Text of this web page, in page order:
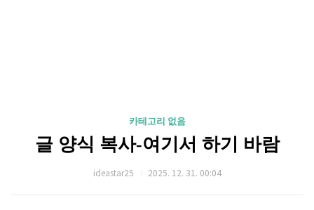
카테고리 없음
글 양식 복사-여기서 하기 바람
ideastar25 2025. 12. 31. 00:04